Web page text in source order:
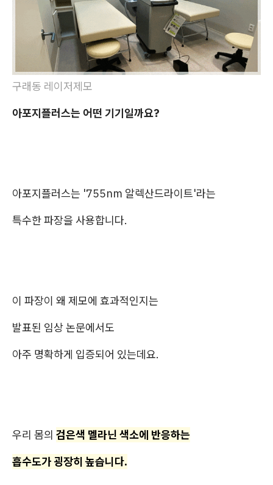
구래동 레이저제모
아포지플러스는 어떤 기기일까요?
아포지플러스는 '755nm 알렉산드라이트'라는
특수한 파장을 사용합니다.
이 파장이 왜 제모에 효과적인지는
발표된 임상 논문에서도
아주 명확하게 입증되어 있는데요.
우리 몸의 검은색 멜라닌 색소에 반응하는
흡수도가 굉장히 높습니다.